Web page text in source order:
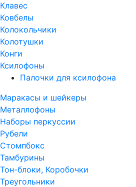
Клавес
Ковбелы
Колокольчики
Колотушки
Конги
Ксилофоны
Палочки для ксилофона
Маракасы и шейкеры
Металлофоны
Наборы перкуссии
Рубели
Стомпбокс
Тамбурины
Тон-блоки, Коробочки
Треугольники